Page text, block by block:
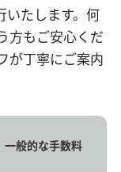
いたします。何
方もご安心くだ
が丁寧にご案内
一般的な手数料